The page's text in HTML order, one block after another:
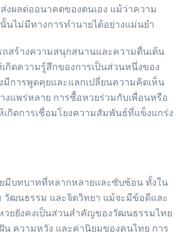
งผลต่ออนาคตของตนเอง แม้ว่าความ
นไม่มีทางการทำนายได้อย่างแม่นยำ
สร้างความสนุกสนานและความตื่นเต้น
กิดความรู้สึกของการเป็นส่วนหนึ่งของ
การพูดคุยและแลกเปลี่ยนความคิดเห็น
งแพร่หลาย การซื้อหวยร่วมกับเพื่อนหรือ
เกิดการเชื่อมโยงความสัมพันธ์ที่แข็งแกร่ง
มีบทบาทที่หลากหลายและซับซ้อน ทั้งใน
วัฒนธรรม และจิตวิทยา แม้จะมีข้อดีและ
ยยังคงเป็นส่วนสำคัญของวัฒนธรรมไทย
ความหวัง และค่านิยมของคนไทย การ